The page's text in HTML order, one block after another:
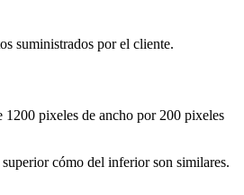
suministrados por el cliente.
1200 pixeles de ancho por 200 pixeles
cómo del inferior son similares.